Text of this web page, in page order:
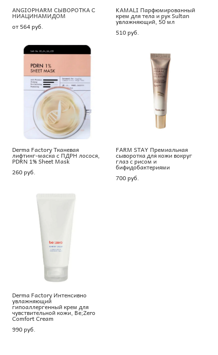
ANGIOPHARM СЫВОРОТКА С
НИАЦИНАМИДОМ
от 564 pуб.
KAMALI Парфюмированный
крем для тела и рук Sultan
увлажняющий, 50 мл
510 pуб.
Derma Factory Тканевая
лифтинг-маска с ПДРН лосося,
PDRN 1% Sheet Mask
260 pуб.
FARM STAY Премиальная
сыворотка для кожи вокруг
глаз с рисом и
бифидобактериями
700 pуб.
Derma Factory Интенсивно
увлажняющий
гипоаллергенный крем для
чувствительной кожи, Be;Zero
Comfort Cream
990 pуб.